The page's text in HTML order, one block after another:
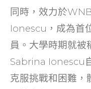
同時，效力於
Ionescu，成為首
員。大學時期就被
Sabrina Ionescu
克服挑戰和困難，